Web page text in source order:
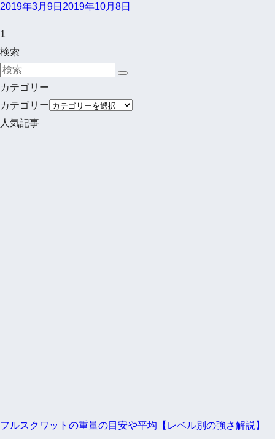
2019年3月9日 2019年10月8日
1
検索
カテゴリー
カテゴリー
人気記事
フルスクワットの重量の目安や平均【レベル別の強さ解説】